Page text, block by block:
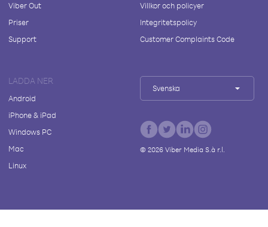
Viber Out
Priser
Support
Villkor och policyer
Integritetspolicy
Customer Complaints Code
LADDA NER
Android
iPhone & iPad
Windows PC
Mac
Linux
Svenska
© 2026Viber Media S.à r.l.